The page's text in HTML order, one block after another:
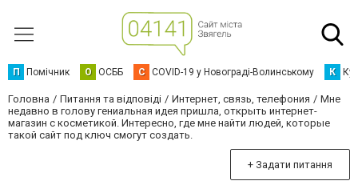
П Помічник О ОСББ C COVID-19 у Новограді-Волинському К
Головна Питання та відповіді Интернет, связь, телефония
Мне
недавно в голову гениальная идея пришла, открыть интернет-
магазин с косметикой. Интересно, где мне найти людей, которые
такой сайт под ключ смогут создать.
+ Задати питання